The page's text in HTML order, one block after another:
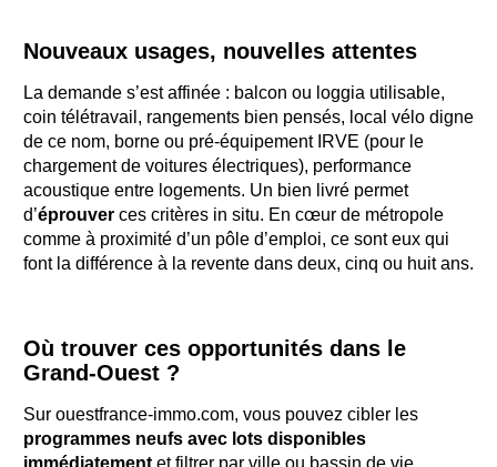
Nouveaux usages, nouvelles attentes
La demande s’est affinée : balcon ou loggia utilisable,
coin télétravail, rangements bien pensés, local vélo digne
de ce nom, borne ou pré-équipement IRVE (pour le
chargement de voitures électriques), performance
acoustique entre logements. Un bien livré permet
d’éprouver ces critères in situ. En cœur de métropole
comme à proximité d’un pôle d’emploi, ce sont eux qui
font la différence à la revente dans deux, cinq ou huit ans.
Où trouver ces opportunités dans le
Grand-Ouest ?
Sur ouestfrance-immo.com, vous pouvez cibler les
programmes neufs avec lots disponibles
immédiatement et filtrer par ville ou bassin de vie